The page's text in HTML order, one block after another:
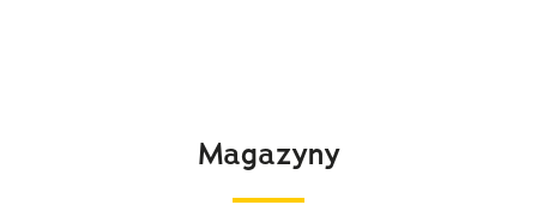
Magazyny